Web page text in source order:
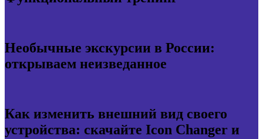
Необычные экскурсии в России:
открываем неизведанное
Как изменить внешний вид своего
устройства: скачайте Icon Changer и